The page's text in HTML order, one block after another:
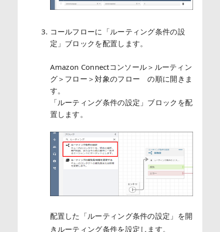
コールフローに「ルーティング条件の設
定」ブロックを配置します。
Amazon Connectコンソール＞ルーティン
グ＞フロー＞対象のフロー の順に開きま
す。
「ルーティング条件の設定」ブロックを配
置します。
配置した「ルーティング条件の設定」を開
きルーティング条件を設定します。